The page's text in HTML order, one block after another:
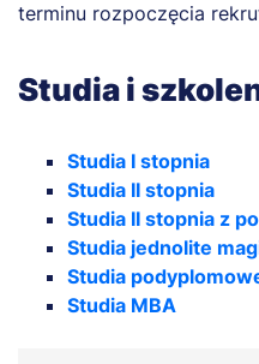
terminu rozpoczęcia
Studia i
Studia I stopnia
Studia II stopnia
Studia II stopnia z
Studia jednolite
Studia
Studia MBA